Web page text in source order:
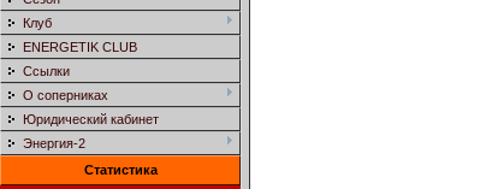
Клуб
ENERGETIK CLUB
Ссылки
О соперниках
Юридический кабинет
Энергия-2
Статистика